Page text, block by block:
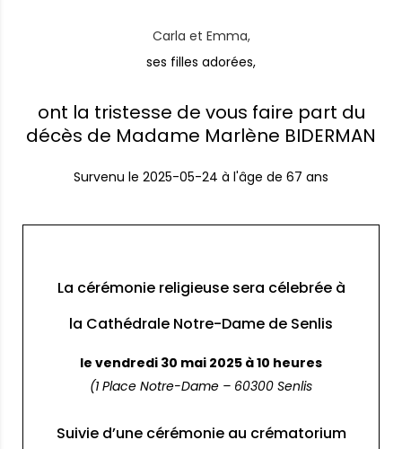
Carla et Emma,
ses filles adorées,
ont la tristesse de vous faire part du
décès de Madame Marlène BIDERMAN
Survenu le 2025-05-24 à l'âge de 67 ans
La cérémonie religieuse sera célebrée à
la Cathédrale Notre-Dame de Senlis
le vendredi 30 mai 2025 à 10 heures
(1 Place Notre-Dame – 60300 Senlis
Suivie d’une cérémonie au crématorium